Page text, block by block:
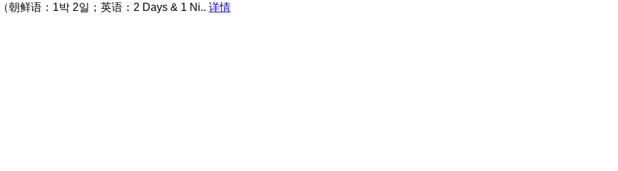
朝鲜语：1박 2일；英语：2 Days & 1 Ni.. 详情